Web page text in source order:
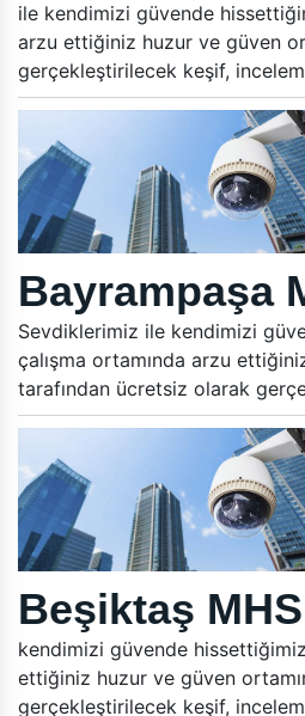
ile kendimizi güvende
arzu ettiğiniz huzur ve güven
gerçekleştirilecek keşif,
Bayrampaşa
Sevdiklerimiz ile kendimizi
çalışma ortamında arzu
tarafından ücretsiz olarak
Beşiktaş
kendimizi güvende
ettiğiniz huzur ve güven
gerçekleştirilecek keşif,